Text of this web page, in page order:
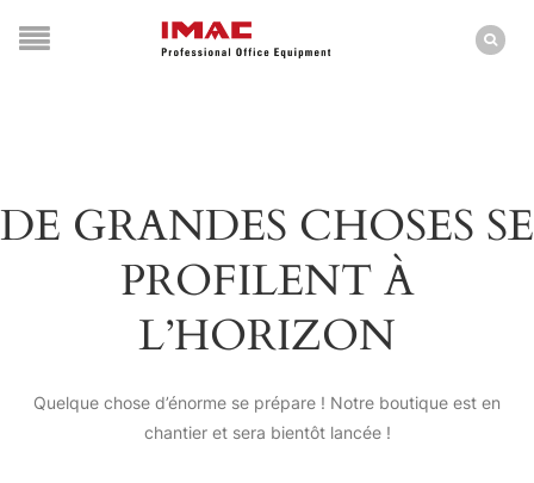
DE GRANDES CHOSES SE
PROFILENT À
L’HORIZON
Quelque chose d’énorme se prépare ! Notre boutique est en
chantier et sera bientôt lancée !